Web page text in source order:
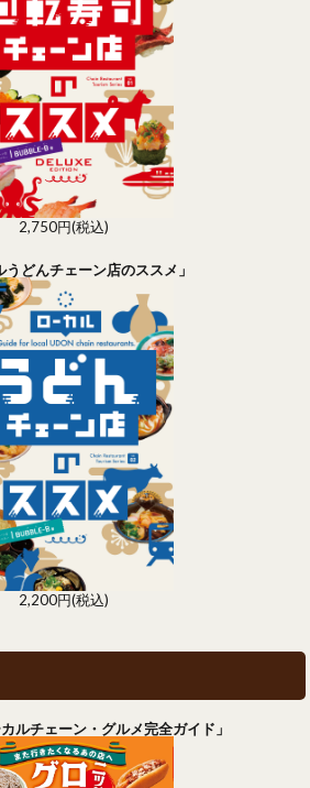
2,750円(税込)
うどんチェーン店のススメ」
2,200円(税込)
ルチェーン・グルメ完全ガイド」